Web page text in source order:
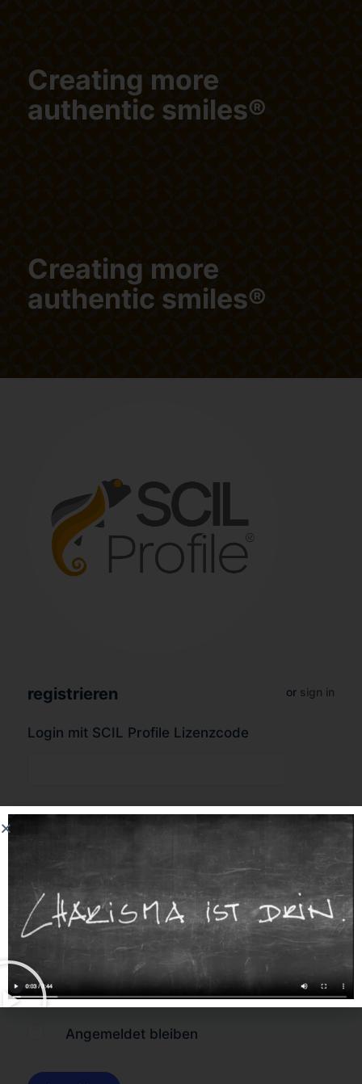
Creating more
authentic smiles®
Creating more
authentic smiles®
registrieren or sign in
Login mit SCIL Profile Lizenzcode
Forgot Password?
Angemeldet bleiben